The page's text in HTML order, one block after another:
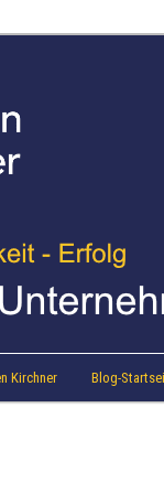
Kirchner Blog-